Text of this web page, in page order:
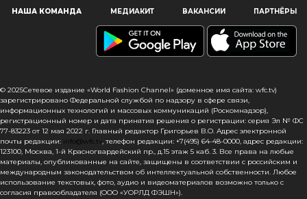
Наш сайт использует файлы cookie и похожие технологии,
пользователям, предоставляя персонализированную
информацию, запоминая предпочтения в области
сайта, вы подтверждаете свое согласие на использование
файлов cookie в соответствии с настоящим уведомлением
в отношении данного типа файлов. Если вы не согласны
с тем, чтобы мы использовали данный тип файлов,
то вы должны соответствующим образом установить
настройки вашего браузера или не использовать сайт wfc.tv
НАША КОМАНДА МЕДИАКИТ ВАКАНСИИ ПАРТНЁРЫ
© 2025Сетевое издание «World Fashion Channel» (доменное имя сайта: wfc.tv)
зарегистрировано Федеральной службой по надзору в сфере связи,
информационных технологий и массовых коммуникаций (Роскомнадзор),
регистрационный номер и дата принятия решения о регистрации: серия Эл № ФС
77-83223 от 12 мая 2022 г. Главный редактор Григорьев В.О. Адрес электронной
почты редакции: info@wfc.tv, телефон редакции: +7(495) 64-48-0000, адрес редакции:
123100, Москва, 1-й Красногвардейский пр., д.15 этаж 5 каб. 3. Все права на любые
материалы, опубликованные на сайте, защищены в соответствии с российским и
международным законодательством об интеллектуальной собственности. Любое
использование текстовых, фото, аудио и видеоматериалов возможно только с
согласия правообладателя (ООО «УОРЛД ФЭШН»).